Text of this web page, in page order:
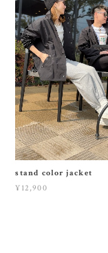
stand color jacket
¥12,900